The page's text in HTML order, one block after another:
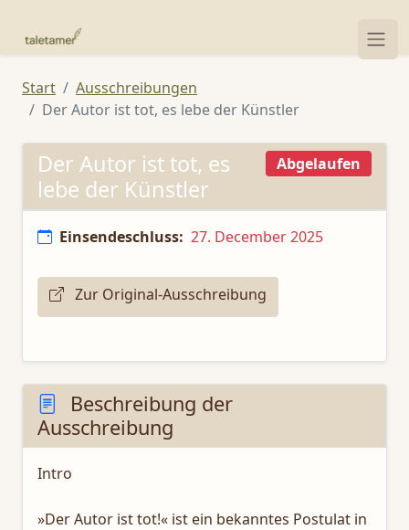
Start
Ausschreibungen
Der Autor ist tot, es lebe der Künstler
Der Autor ist tot, es
lebe der Künstler
Abgelaufen
Einsendeschluss: 27. December 2025
Zur Original-Ausschreibung
Beschreibung der
Ausschreibung
Intro
»Der Autor ist tot!« ist ein bekanntes Postulat in